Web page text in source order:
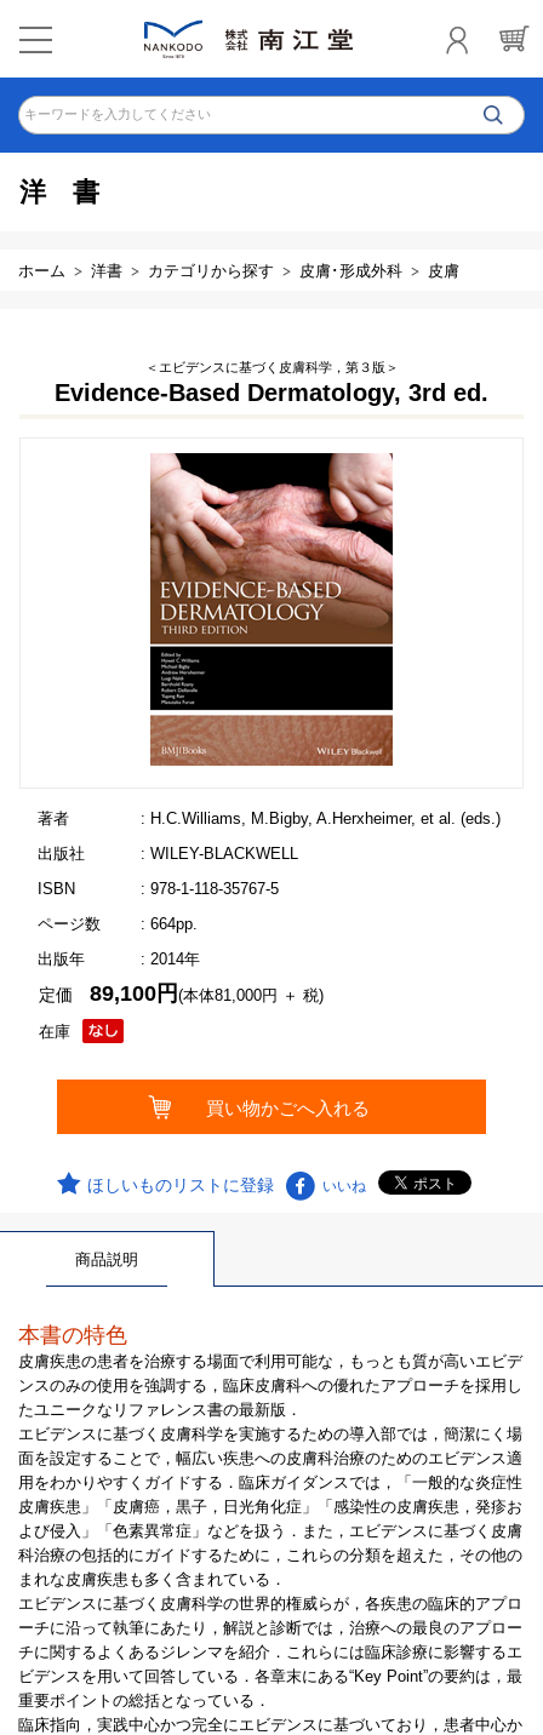
キーワードを入力してください
洋書
ホーム 洋書 カテゴリから探す 皮膚･形成外科 皮膚
＜エビデンスに基づく皮膚科学，第３版＞
Evidence-Based Dermatology, 3rd ed.
著者
: H.C.Williams, M.Bigby, A.Herxheimer, et al. (eds.)
出版社
: WILEY-BLACKWELL
ISBN
: 978-1-118-35767-5
ページ数
: 664pp.
出版年
: 2014年
在庫
定価89,100円(本体81,000円 ＋ 税)
ほしいものリストに登録 いいね
商品説明
本書の特色
皮膚疾患の患者を治療する場面で利用可能な，もっとも質が高いエビデ
ンスのみの使用を強調する，臨床皮膚科への優れたアプローチを採用し
たユニークなリファレンス書の最新版．
エビデンスに基づく皮膚科学を実施するための導入部では，簡潔にく場
面を設定することで，幅広い疾患への皮膚科治療のためのエビデンス適
用をわかりやすくガイドする．臨床ガイダンスでは，「一般的な炎症性
皮膚疾患」「皮膚癌，黒子，日光角化症」「感染性の皮膚疾患，発疹お
よび侵入」「色素異常症」などを扱う．また，エビデンスに基づく皮膚
科治療の包括的にガイドするために，これらの分類を超えた，その他の
まれな皮膚疾患も多く含まれている．
エビデンスに基づく皮膚科学の世界的権威らが，各疾患の臨床的アプロ
ーチに沿って執筆にあたり，解説と診断では，治療への最良のアプロー
チに関するよくあるジレンマを紹介．これらには臨床診療に影響するエ
ビデンスを用いて回答している．各章末にある“Key Point”の要約は，最
重要ポイントの総括となっている．
臨床指向，実践中心かつ完全にエビデンスに基づいており，患者中心か